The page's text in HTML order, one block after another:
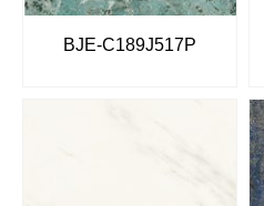
BJE-C189J517P